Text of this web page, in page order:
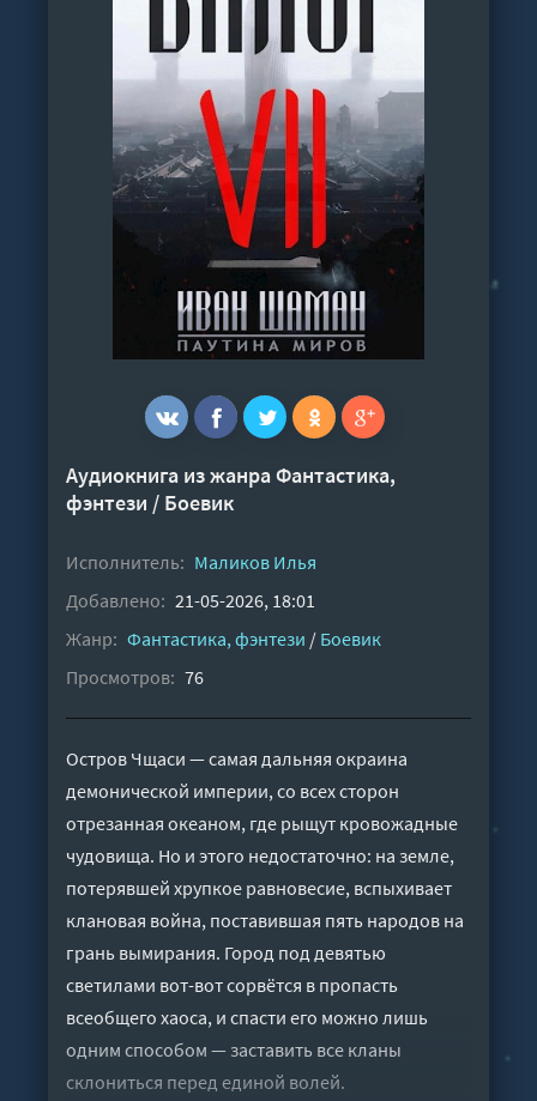
Аудиокнига из жанраФантастика,
фэнтези / Боевик
Исполнитель: Маликов Илья
Добавлено: 21-05-2026, 18:01
Жанр: Фантастика, фэнтези / Боевик
Просмотров: 76
Остров Чщаси — самая дальняя окраина
демонической империи, со всех сторон
отрезанная океаном, где рыщут кровожадные
чудовища. Но и этого недостаточно: на земле,
потерявшей хрупкое равновесие, вспыхивает
клановая война, поставившая пять народов на
грань вымирания. Город под девятью
светилами вот-вот сорвётся в пропасть
всеобщего хаоса, и спасти его можно лишь
одним способом — заставить все кланы
склониться перед единой волей.